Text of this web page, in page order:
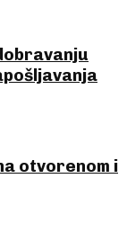
otvorenom i